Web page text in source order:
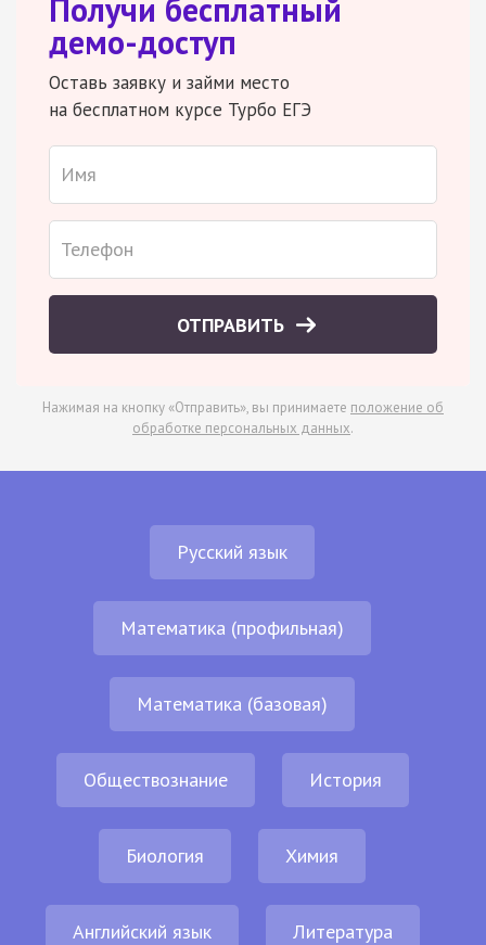
Получи бесплатный
демо-доступ
Оставь заявку и займи место
на бесплатном курсе Турбо ЕГЭ
ОТПРАВИТЬ
Нажимая на кнопку «Отправить», вы принимаете положение об
обработке персональных данных.
Русский язык
Математика (профильная)
Математика (базовая)
Обществознание История
Биология Химия
Английский язык Литература